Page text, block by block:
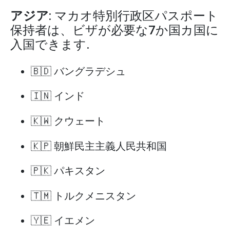
アジア: マカオ特別行政区パスポート
保持者は、ビザが必要な7か国カ国に
入国できます.
🇧🇩 バングラデシュ
🇮🇳 インド
🇰🇼 クウェート
🇰🇵 朝鮮民主主義人民共和国
🇵🇰 パキスタン
🇹🇲 トルクメニスタン
🇾🇪 イエメン